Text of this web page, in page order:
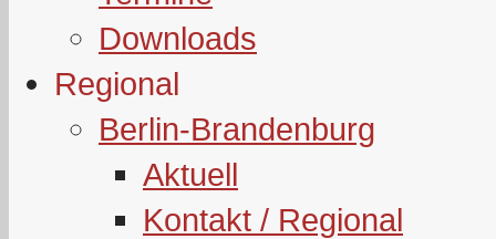
Downloads
Regional
Berlin-Brandenburg
Aktuell
Kontakt / Regional